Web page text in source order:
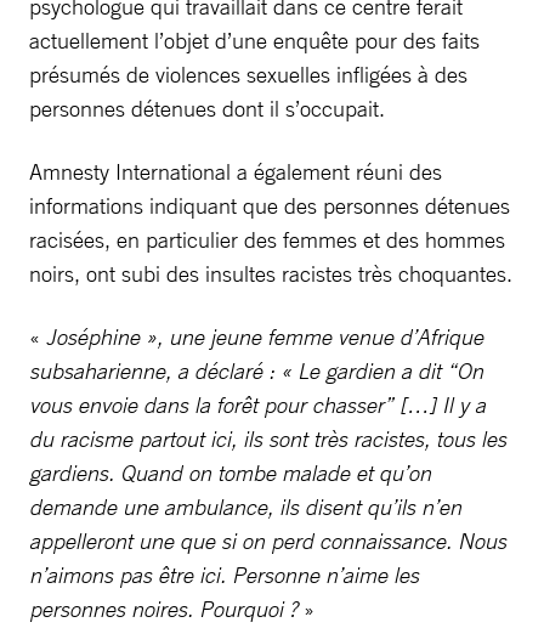
psychologue qui travaillait dans ce centre ferait
actuellement l’objet d’une enquête pour des faits
présumés de violences sexuelles infligées à des
personnes détenues dont il s’occupait.
Amnesty International a également réuni des
informations indiquant que des personnes détenues
racisées, en particulier des femmes et des hommes
noirs, ont subi des insultes racistes très choquantes.
« Joséphine », une jeune femme venue d’Afrique
subsaharienne, a déclaré : « Le gardien a dit “On
vous envoie dans la forêt pour chasser” […] Il y a
du racisme partout ici, ils sont très racistes, tous les
gardiens. Quand on tombe malade et qu’on
demande une ambulance, ils disent qu’ils n’en
appelleront une que si on perd connaissance. Nous
n’aimons pas être ici. Personne n’aime les
personnes noires. Pourquoi ?»